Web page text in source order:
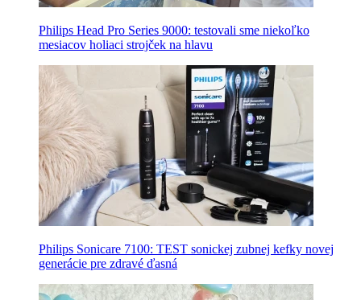
Philips Head Pro Series 9000: testovali sme niekoľko
mesiacov holiaci strojček na hlavu
Philips Sonicare 7100: TEST sonickej zubnej kefky novej
generácie pre zdravé ďasná